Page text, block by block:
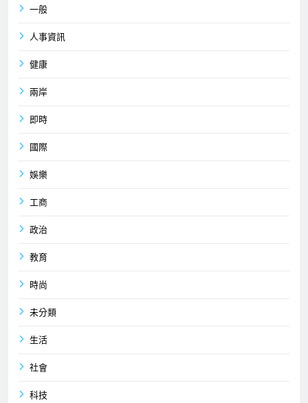
一般
人事資訊
健康
兩岸
即時
國際
娛樂
工商
政治
教育
時尚
未分類
生活
社會
科技